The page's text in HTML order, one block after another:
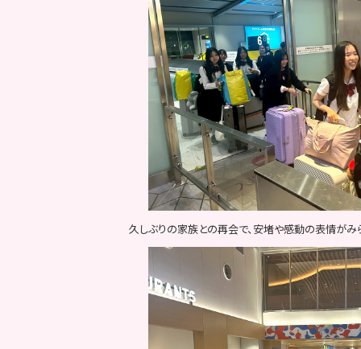
久しぶりの家族との再会で、安堵や感動の表情がみ